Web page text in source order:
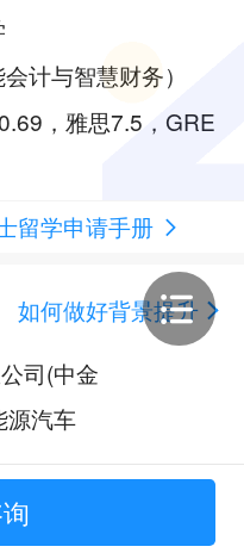
计与智慧财务）
，雅思7.5，GRE
留学申请手册
如何做好背景提升
司(中金
源汽车
泰君安)